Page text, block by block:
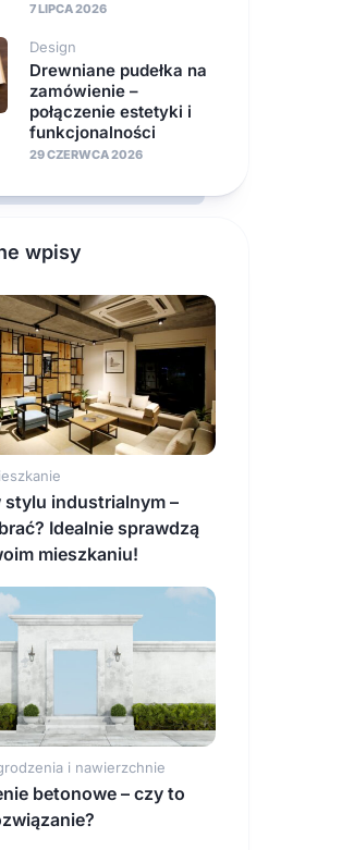
7 LIPCA 2026
Design
Drewniane pudełka na
zamówienie –
połączenie estetyki i
funkcjonalności
29 CZERWCA 2026
wpisy
stylu industrialnym –
Idealnie sprawdzą
mieszkaniu!
i nawierzchnie
betonowe – czy to